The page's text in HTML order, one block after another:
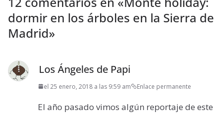
dormir en los árboles en la Sierra de
Madrid»
Los Ángeles de Papi
el 25 enero, 2018 a las 9:59 am Enlace permanente
El año pasado vimos algún reportaje de este